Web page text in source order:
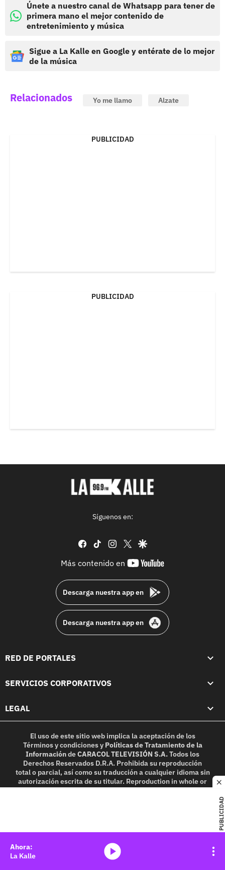
PUBLICIDAD
Únete a nuestro canal de Whatsapp para tener de
primera mano el mejor contenido de
entretenimiento y música
Sigue a La Kalle en Google y entérate de lo mejor
de la música
Relacionados Yo me llamo Alzate
PUBLICIDAD
PUBLICIDAD
Síguenos en:
facebook
tiktok instagram
twittergoogle
Más contenido en
youtube-
Descarga nuestra app en
Descarga nuestra app en
RED DE PORTALES
SERVICIOS CORPORATIVOS
LEGAL
El uso de este sitio web implica la aceptación de los
Términos y condicionesy Políticas de Tratamiento de la
InformacióndeCARACOL TELEVISIÓN S.A.Todos los
Derechos Reservados D.R.A. Prohibida su reproducción
total o parcial, así como su traducción a cualquier idioma sin
autorización escrita de su titular. Reproduction in whole or
in part, or translation without written permission is
La Kalle